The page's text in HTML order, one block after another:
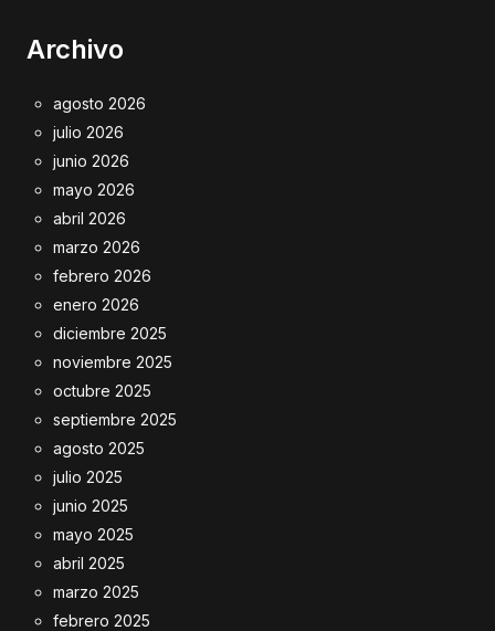
Archivo
agosto 2026
julio 2026
junio 2026
mayo 2026
abril 2026
marzo 2026
febrero 2026
enero 2026
diciembre 2025
noviembre 2025
octubre 2025
septiembre 2025
agosto 2025
julio 2025
junio 2025
mayo 2025
abril 2025
marzo 2025
febrero 2025